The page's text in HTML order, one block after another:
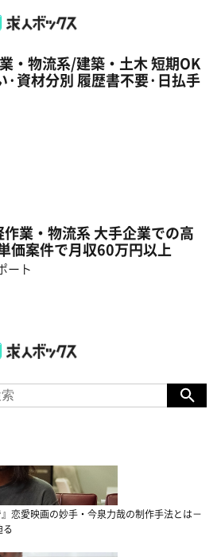
・物流系/建築・土木 短期OK
·資材分別 履歴書不要·日払手
業・物流系 大手企業での高
価案件で月収60万円以上
ート
恋愛映画の妙手・今泉力哉の制作手法とは－